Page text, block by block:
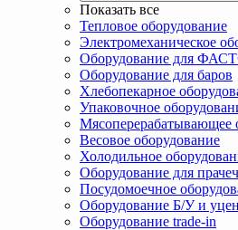
Показать все
Тепловое оборудование
Электромеханическое
Оборудование для
Оборудование для баров
Хлебопекарное
Упаковочное
Мясоперерабатывающее
Весовое оборудование
Холодильное
Оборудование для
Посудомоечное
Оборудование Б/У и
Оборудование trade-in